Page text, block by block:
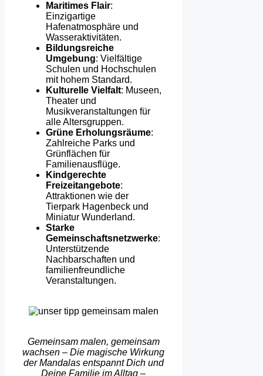
Maritimes Flair:
Einzigartige
Hafenatmosphäre und
Wasseraktivitäten.
Bildungsreiche
Umgebung: Vielfältige
Schulen und Hochschulen
mit hohem Standard.
Kulturelle Vielfalt: Museen,
Theater und
Musikveranstaltungen für
alle Altersgruppen.
Grüne Erholungsräume:
Zahlreiche Parks und
Grünflächen für
Familienausflüge.
Kindgerechte
Freizeitangebote:
Attraktionen wie der
Tierpark Hagenbeck und
Miniatur Wunderland.
Starke
Gemeinschaftsnetzwerke:
Unterstützende
Nachbarschaften und
familienfreundliche
Veranstaltungen.
Gemeinsam malen, gemeinsam
wachsen – Die magische Wirkung
der Mandalas entspannt Dich und
Deine Familie im Alltag –